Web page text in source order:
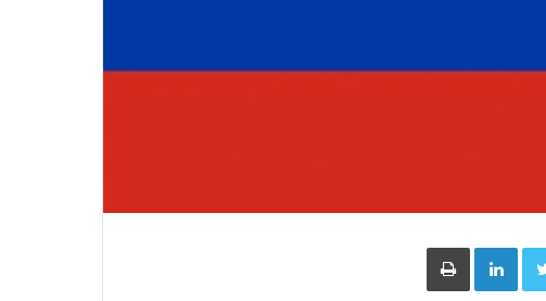
Twitter
LinkedInطباعة